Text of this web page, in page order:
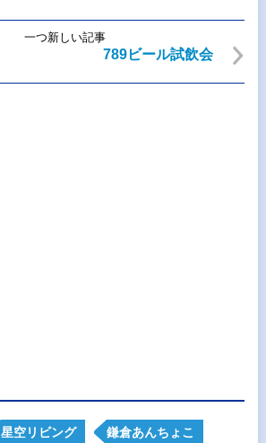
一つ新しい記事
789ビール試飲会
星空リビング 鎌倉あんちょこ